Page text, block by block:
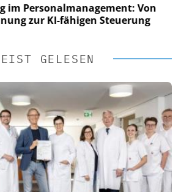
im Personalmanagement: Von
zur KI-fähigen Steuerung
GELESEN